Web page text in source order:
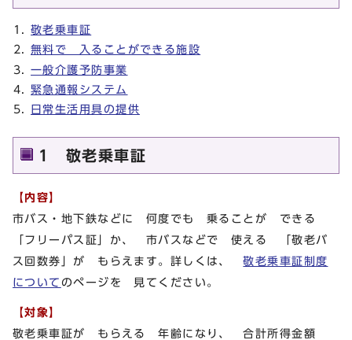
敬老乗車証
無料で 入ることができる施設
一般介護予防事業
緊急通報システム
日常生活用具の提供
1 敬老乗車証
【内容】
市バス・地下鉄などに 何度でも 乗ることが できる
「フリーパス証」か、 市バスなどで 使える 「敬老バ
ス回数券」が もらえます。詳しくは、敬老乗車証制度
について のページを 見てください。
【対象】
敬老乗車証が もらえる 年齢になり、 合計所得金額